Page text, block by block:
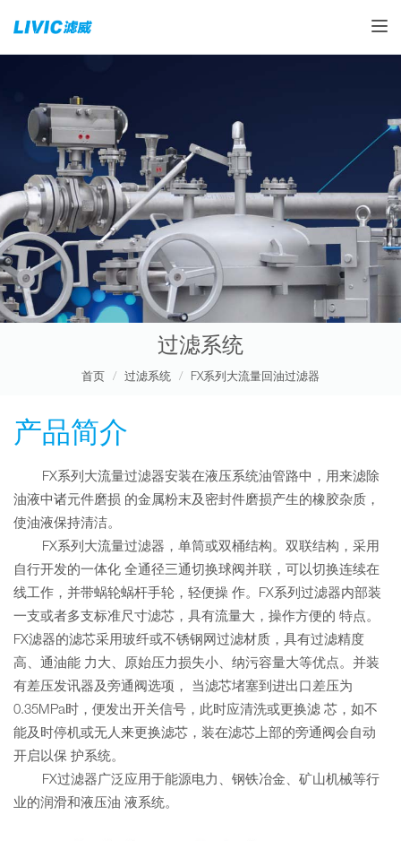
过滤系统
首页 过滤系统 FX系列大流量回油过滤器
产品简介
FX系列大流量过滤器安装在液压系统油管路中，用来滤除
油液中诸元件磨损 的金属粉末及密封件磨损产生的橡胶杂质，
使油液保持清洁。
FX系列大流量过滤器，单筒或双桶结构。双联结构，采用
自行开发的一体化 全通径三通切换球阀并联，可以切换连续在
线工作，并带蜗轮蜗杆手轮，轻便操 作。FX系列过滤器内部装
一支或者多支标准尺寸滤芯，具有流量大，操作方便的 特点。
FX滤器的滤芯采用玻纤或不锈钢网过滤材质，具有过滤精度
高、通油能 力大、原始压力损失小、纳污容量大等优点。并装
有差压发讯器及旁通阀选项， 当滤芯堵塞到进出口差压为
0.35MPa时，便发出开关信号，此时应清洗或更换滤 芯，如不
能及时停机或无人来更换滤芯，装在滤芯上部的旁通阀会自动
开启以保 护系统。
FX过滤器广泛应用于能源电力、钢铁冶金、矿山机械等行
业的润滑和液压油 液系统。